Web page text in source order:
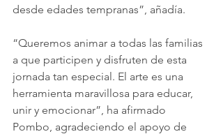
desde edades tempranas”, añadía.
“Queremos animar a todas las familias
a que participen y disfruten de esta
jornada tan especial. El arte es una
herramienta maravillosa para educar,
unir y emocionar”, ha afirmado
Pombo, agradeciendo el apoyo de